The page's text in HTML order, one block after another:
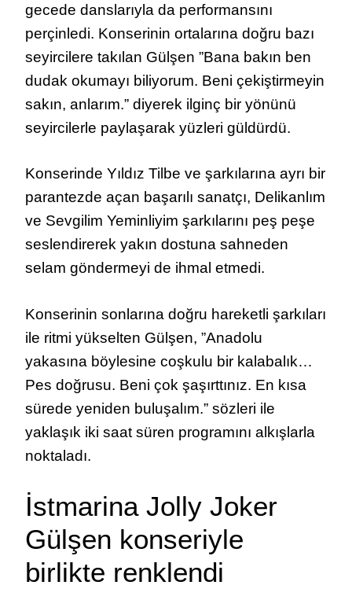
gecede danslarıyla da performansını
perçinledi. Konserinin ortalarına doğru bazı
seyircilere takılan Gülşen ”Bana bakın ben
dudak okumayı biliyorum. Beni çekiştirmeyin
sakın, anlarım.” diyerek ilginç bir yönünü
seyircilerle paylaşarak yüzleri güldürdü.
Konserinde Yıldız Tilbe ve şarkılarına ayrı bir
parantezde açan başarılı sanatçı, Delikanlım
ve Sevgilim Yeminliyim şarkılarını peş peşe
seslendirerek yakın dostuna sahneden
selam göndermeyi de ihmal etmedi.
Konserinin sonlarına doğru hareketli şarkıları
ile ritmi yükselten Gülşen, ”Anadolu
yakasına böylesine coşkulu bir kalabalık…
Pes doğrusu. Beni çok şaşırttınız. En kısa
sürede yeniden buluşalım.” sözleri ile
yaklaşık iki saat süren programını alkışlarla
noktaladı.
İstmarina Jolly Joker
Gülşen konseriyle
birlikte renklendi